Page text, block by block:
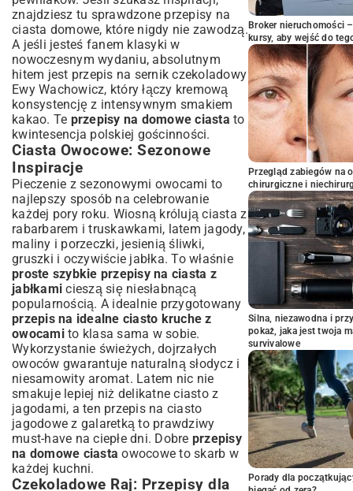
znajdziesz tu sprawdzone przepisy na
ciasta domowe, które nigdy nie zawodzą.
A jeśli jesteś fanem klasyki w
nowoczesnym wydaniu, absolutnym
hitem jest przepis na sernik czekoladowy
Ewy Wachowicz, który łączy kremową
konsystencję z intensywnym smakiem
kakao. Te przepisy na domowe ciasta to
kwintesencja polskiej gościnności.
Ciasta Owocowe: Sezonowe
Inspiracje
Pieczenie z sezonowymi owocami to
najlepszy sposób na celebrowanie
każdej pory roku. Wiosną królują ciasta z
rabarbarem i truskawkami, latem jagody,
maliny i porzeczki, jesienią śliwki,
gruszki i oczywiście jabłka. To właśnie
proste szybkie przepisy na ciasta z
jabłkami cieszą się niesłabnącą
popularnością. A idealnie przygotowany
przepis na idealne ciasto kruche z
owocamito klasa sama w sobie.
Wykorzystanie świeżych, dojrzałych
owoców gwarantuje naturalną słodycz i
niesamowity aromat. Latem nic nie
smakuje lepiej niż delikatne ciasto z
jagodami, a ten przepis na ciasto
jagodowe z galaretką to prawdziwy
must-have na ciepłe dni. Dobre przepisy
na domowe ciasta owocowe to skarb w
każdej kuchni.
Czekoladowe Raj: Przepisy dla
Broker nieruchomości
kursy, aby wejść do
Przegląd zabiegów na
chirurgiczne i
Silna, niezawodna i
pokaż, jaka jest twoja
survivalowe
Porady dla